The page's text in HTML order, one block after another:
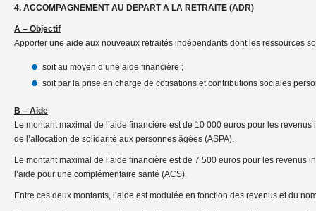
4. ACCOMPAGNEMENT AU DEPART A LA RETRAITE (ADR)
A – Objectif
Apporter une aide aux nouveaux retraités indépendants dont les ressources
soit au moyen d’une aide financière ;
soit par la prise en charge de cotisations et contributions sociales
B – Aide
Le montant maximal de l’aide financière est de 10 000 euros pour les
de l’allocation de solidarité aux personnes âgées (ASPA).
Le montant maximal de l’aide financière est de 7 500 euros pour les revenus
l’aide pour une complémentaire santé (ACS).
Entre ces deux montants, l’aide est modulée en fonction des revenus et du